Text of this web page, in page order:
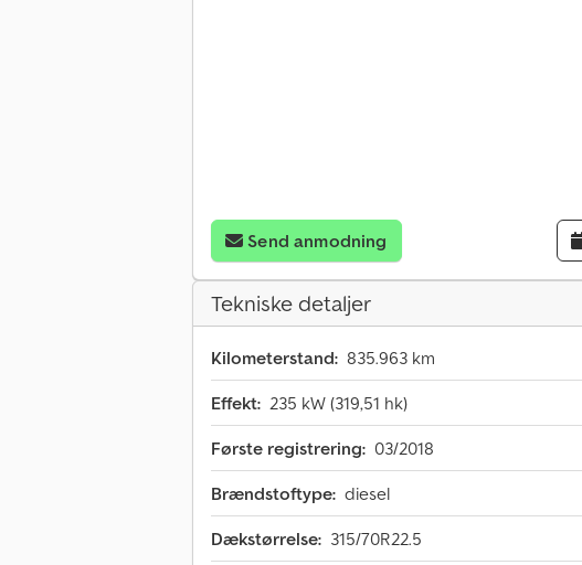
Send anmodning
Tekniske detaljer
Kilometerstand: 835.963 km
Effekt: 235 kW (319,51 hk)
Første registrering: 03/2018
Brændstoftype: diesel
Dækstørrelse: 315/70R22.5